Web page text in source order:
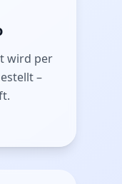
wird per
–